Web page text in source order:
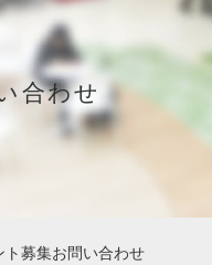
合わせ
ト募集お問い合わせ